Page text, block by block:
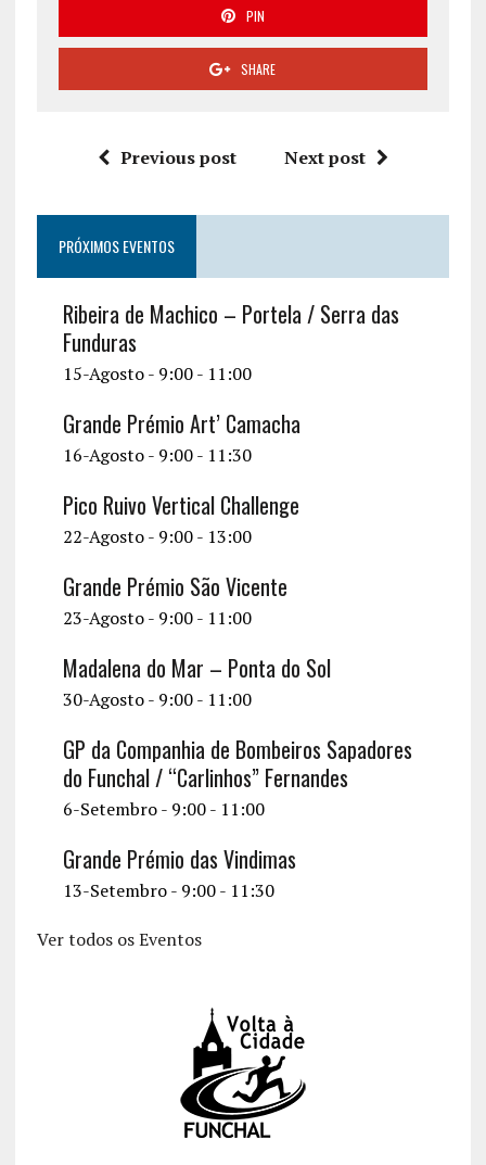
PIN
SHARE
Previous post Next post
PRÓXIMOS EVENTOS
Ribeira de Machico – Portela / Serra das
Funduras
15-Agosto - 9:00- 11:00
Grande Prémio Art’ Camacha
16-Agosto - 9:00- 11:30
Pico Ruivo Vertical Challenge
22-Agosto - 9:00- 13:00
Grande Prémio São Vicente
23-Agosto - 9:00- 11:00
Madalena do Mar – Ponta do Sol
30-Agosto - 9:00- 11:00
GP da Companhia de Bombeiros Sapadores
do Funchal / “Carlinhos” Fernandes
6-Setembro - 9:00- 11:00
Grande Prémio das Vindimas
13-Setembro - 9:00- 11:30
Ver todos os Eventos